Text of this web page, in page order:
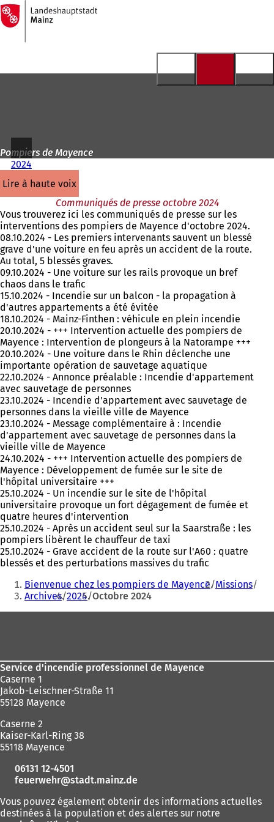
Accéder au contenu
Vers
la
page
d'accueil
Pompiers de Mayence
2024
lire à haute voix
Communiqués de presse octobre 2024
Vous trouverez ici les communiqués de presse sur les
interventions des pompiers de Mayence d'octobre 2024.
08.10.2024 - Les premiers intervenants sauvent un blessé
grave d'une voiture en feu après un accident de la route.
Au total, 5 blessés graves.
09.10.2024 - Une voiture sur les rails provoque un bref
chaos dans le trafic
15.10.2024 - Incendie sur un balcon - la propagation à
d'autres appartements a été évitée
18.10.2024 - Mainz-Finthen : véhicule en plein incendie
20.10.2024 - +++ Intervention actuelle des pompiers de
Mayence : Intervention de plongeurs à la Natorampe +++
20.10.2024 - Une voiture dans le Rhin déclenche une
importante opération de sauvetage aquatique
22.10.2024 - Annonce préalable : Incendie d'appartement
avec sauvetage de personnes
23.10.2024 - Incendie d'appartement avec sauvetage de
personnes dans la vieille ville de Mayence
23.10.2024 - Message complémentaire à : Incendie
d'appartement avec sauvetage de personnes dans la
vieille ville de Mayence
24.10.2024 - +++ Intervention actuelle des pompiers de
Mayence : Développement de fumée sur le site de
l'hôpital universitaire +++
25.10.2024 - Un incendie sur le site de l'hôpital
universitaire provoque un fort dégagement de fumée et
quatre heures d'intervention
25.10.2024 - Après un accident seul sur la Saarstraße : les
pompiers libèrent le chauffeur de taxi
25.10.2024 - Grave accident de la route sur l'A60 : quatre
blessés et des perturbations massives du trafic
Vous
êtes
ici
Bienvenue chez les pompiers de Mayence Missions
Archives 2024 Octobre 2024
Service d'incendie professionnel de Mayence
Caserne 1
Jakob-Leischner-Straße 11
55128 Mayence
Caserne 2
Kaiser-Karl-Ring 38
55118 Mayence
06131 12-4501
feuerwehr
stadt.mainz de
Vous pouvez également obtenir des informations actuelles
destinées à la population et des alertes sur notre